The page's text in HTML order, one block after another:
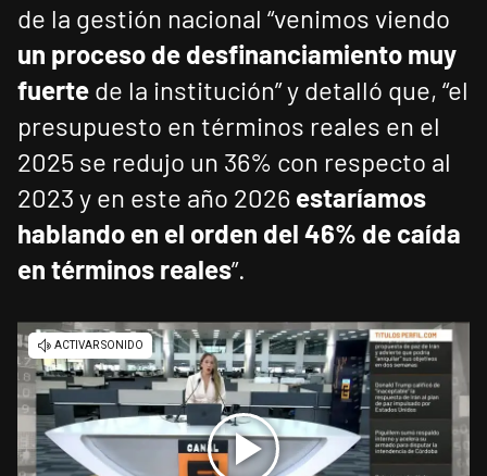
de la gestión nacional “venimos viendo
un proceso de desfinanciamiento muy
fuerte de la institución” y detalló que, “el
presupuesto en términos reales en el
2025 se redujo un 36% con respecto al
2023 y en este año 2026 estaríamos
hablando en el orden del 46% de caída
en términos reales”.